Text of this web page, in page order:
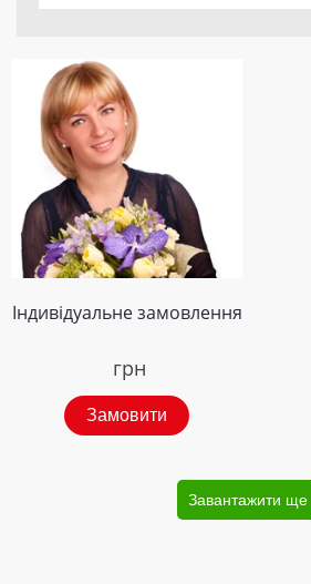
Індивідуальне замовлення
грн
Замовити
Завантажити ще